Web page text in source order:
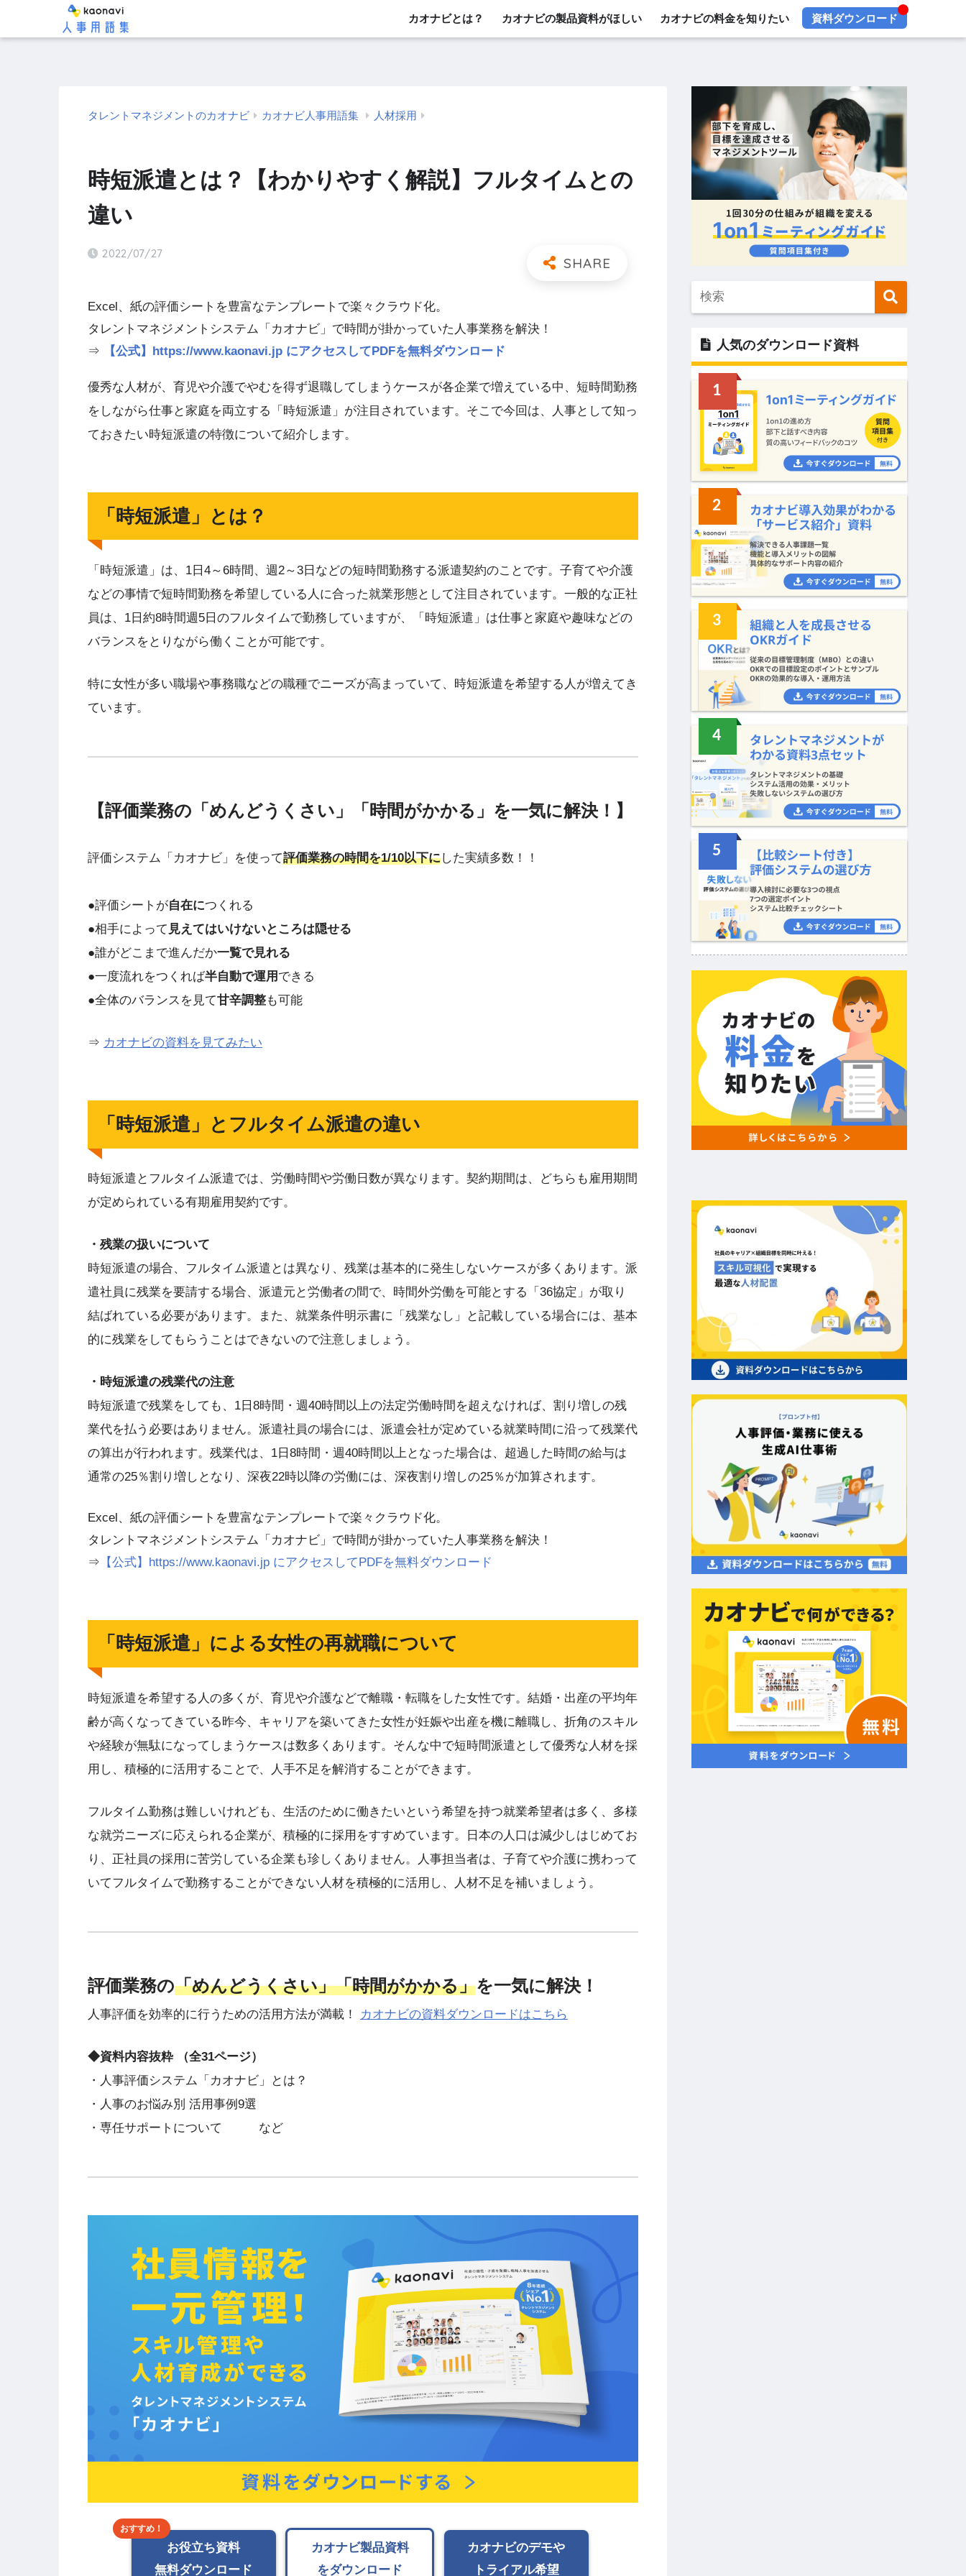
カオナビとは？ カオナビの製品資料がほしい カオナビの料金を知りたい 資料ダウンロード
タレントマネジメントのカオナビ カオナビ人事用語集 人材採用
時短派遣とは？【わかりやすく解説】フルタイムとの
違い
2022/07/27
Excel、紙の評価シートを豊富なテンプレートで楽々クラウド化。
タレントマネジメントシステム「カオナビ」で時間が掛かっていた人事業務を解決！
⇒
【公式】https://www.kaonavi.jp にアクセスしてPDFを無料ダウンロード
優秀な人材が、育児や介護でやむを得ず退職してしまうケースが各企業で増えている中、短時間勤務
をしながら仕事と家庭を両立する「時短派遣」が注目されています。そこで今回は、人事として知っ
ておきたい時短派遣の特徴について紹介します。
「時短派遣」とは？
「時短派遣」は、1日4～6時間、週2～3日などの短時間勤務する派遣契約のことです。子育てや介護
などの事情で短時間勤務を希望している人に合った就業形態として注目されています。一般的な正社
員は、1日約8時間週5日のフルタイムで勤務していますが、「時短派遣」は仕事と家庭や趣味などの
バランスをとりながら働くことが可能です。
特に女性が多い職場や事務職などの職種でニーズが高まっていて、時短派遣を希望する人が増えてき
ています。
【評価業務の「めんどうくさい」「時間がかかる」を一気に解決！】
評価システム「カオナビ」を使って評価業務の時間を1/10以下にした実績多数！！
●評価シートが自在につくれる
●相手によって 見えてはいけないところは隠せる
●誰がどこまで進んだか一覧で見れる
●一度流れをつくれば半自動で運用 できる
●全体のバランスを見て甘辛調整も可能
⇒ カオナビの資料を見てみたい
「時短派遣」とフルタイム派遣の違い
時短派遣とフルタイム派遣では、労働時間や労働日数が異なります。契約期間は、どちらも雇用期間
が定められている有期雇用契約です。
・残業の扱いについて
時短派遣の場合、フルタイム派遣とは異なり、残業は基本的に発生しないケースが多くあります。派
遣社員に残業を要請する場合、派遣元と労働者の間で、時間外労働を可能とする「36協定」が取り
結ばれている必要があります。また、就業条件明示書に「残業なし」と記載している場合には、基本
的に残業をしてもらうことはできないので注意しましょう。
・時短派遣の残業代の注意
時短派遣で残業をしても、1日8時間・週40時間以上の法定労働時間を超えなければ、割り増しの残
業代を払う必要はありません。派遣社員の場合には、派遣会社が定めている就業時間に沿って残業代
の算出が行われます。残業代は、1日8時間・週40時間以上となった場合は、超過した時間の給与は
通常の25％割り増しとなり、深夜22時以降の労働には、深夜割り増しの25％が加算されます。
Excel、紙の評価シートを豊富なテンプレートで楽々クラウド化。
タレントマネジメントシステム「カオナビ」で時間が掛かっていた人事業務を解決！
⇒ 【公式】https://www.kaonavi.jp にアクセスしてPDFを無料ダウンロード
「時短派遣」による女性の再就職について
時短派遣を希望する人の多くが、育児や介護などで離職・転職をした女性です。結婚・出産の平均年
齢が高くなってきている昨今、キャリアを築いてきた女性が妊娠や出産を機に離職し、折角のスキル
や経験が無駄になってしまうケースは数多くあります。そんな中で短時間派遣として優秀な人材を採
用し、積極的に活用することで、人手不足を解消することができます。
フルタイム勤務は難しいけれども、生活のために働きたいという希望を持つ就業希望者は多く、多様
な就労ニーズに応えられる企業が、積極的に採用をすすめています。日本の人口は減少しはじめてお
り、正社員の採用に苦労している企業も珍しくありません。人事担当者は、子育てや介護に携わって
いてフルタイムで勤務することができない人材を積極的に活用し、人材不足を補いましょう。
評価業務の「めんどうくさい」「時間がかかる」を一気に解決！
人事評価を効率的に行うための活用方法が満載！ カオナビの資料ダウンロードはこちら
◆資料内容抜粋 （全31ページ）
・人事評価システム「カオナビ」とは？
・人事のお悩み別 活用事例9選
・専任サポートについて など
お役立ち資料
無料ダウンロード
カオナビ製品資料
をダウンロード
カオナビのデモや
トライアル希望
人気のダウンロード資料